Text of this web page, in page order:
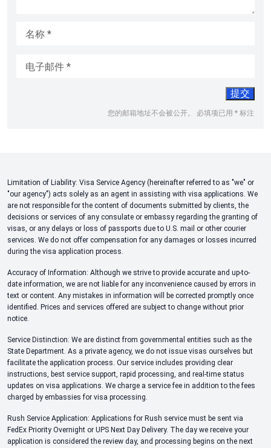
名称 *
电子邮件 *
您的邮箱地址不会被公开。 必填项已用 * 标注
Limitation of Liability: Visa Service Agency (hereinafter referred to as "we" or
"our agency") acts solely as an agent in assisting with visa applications. We
are not responsible for the content of documents submitted by clients, the
decisions or services of any consulate or embassy regarding the granting of
visas, or any delays or loss of passports due to U.S. mail or other courier
services. We do not offer compensation for any damages or losses incurred
during the visa application process.
Accuracy of Information: Although we strive to provide accurate and up-to-
date information, we are not liable for any inconvenience caused by errors in
text or content. Any mistakes in information will be corrected promptly once
identified. Prices and services offered are subject to change without prior
notice.
Service Distinction: We are distinct from governmental entities such as the
State Department. As a private agency, we do not issue visas ourselves but
facilitate the application process. Our service includes providing clear
instructions, best service support, rapid processing, and real-time status
updates on visa applications. We charge a service fee in addition to the fees
charged by embassies for visa processing.
Rush Service Application: Applications for Rush service must be sent via
FedEx Priority Overnight or UPS Next Day Delivery. The day we receive your
application is considered the review day, and processing begins on the next